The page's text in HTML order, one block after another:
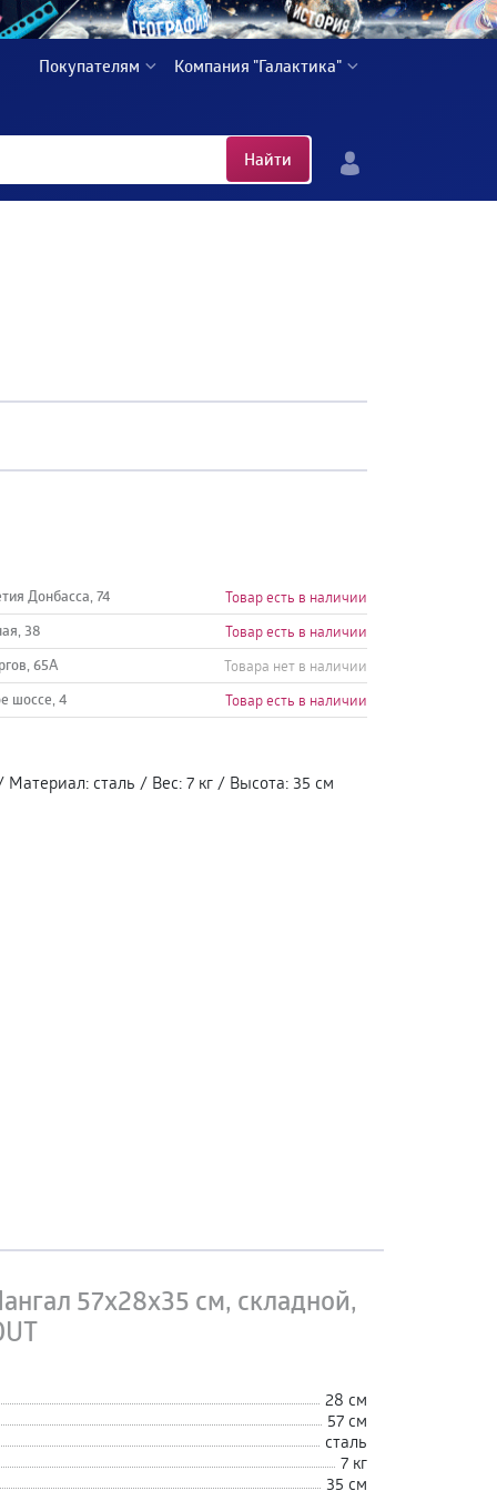
Покупателям Компания "Галактика"
Найти
Донбасса, 74 Товар есть в наличии
38 Товар есть в наличии
65А Товара нет в наличии
шоссе, 4 Товар есть в наличии
Материал: сталь / Вес: 7 кг / Высота: 35 см
57х28х35 см, складной,
28 см
57 см
сталь
7 кг
35 см